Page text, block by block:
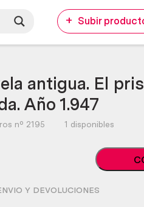
Subir
antigua. El
Año 1.947
nº 2195 1 disponibles
Novela
antigua.
prisionero
Y DEVOLUCIONES